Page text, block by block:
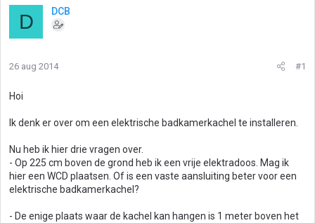
D DCB
26 aug 2014 #1
Hoi
Ik denk er over om een elektrische badkamerkachel te installeren.
Nu heb ik hier drie vragen over.
- Op 225 cm boven de grond heb ik een vrije elektradoos. Mag ik
hier een WCD plaatsen. Of is een vaste aansluiting beter voor een
elektrische badkamerkachel?
- De enige plaats waar de kachel kan hangen is 1 meter boven het